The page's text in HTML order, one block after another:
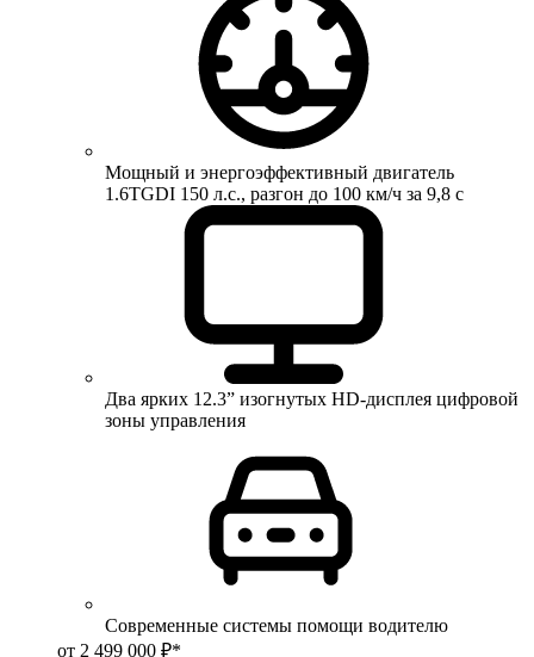
Мощный и энергоэффективный двигатель
1.6TGDI 150 л.с., разгон до 100 км/ч за 9,8 с
Два ярких 12.3” изогнутых HD-дисплея цифровой
зоны управления
Современные системы помощи водителю
от 2 499 000 ₽*